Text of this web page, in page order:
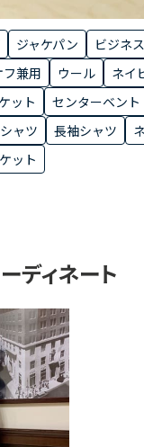
ジャケパン ビジネス
兼用 ウール ネイ
ット
センターベント
ャツ
長袖シャツ
ット
ディネート